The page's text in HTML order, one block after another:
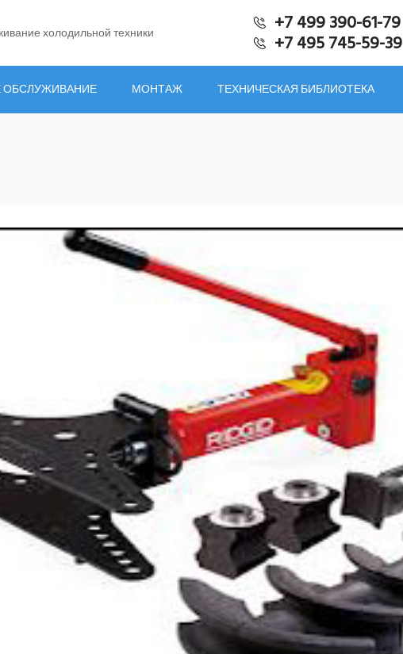
холодильной техники +7 499 390-61-79
+7 495 745-59-39
ОБСЛУЖИВАНИЕ МОНТАЖ ТЕХНИЧЕСКАЯ БИБЛИОТЕКА